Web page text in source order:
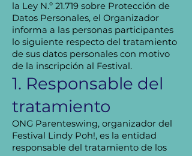
la Ley N.º 21.719 sobre Protección de
Datos Personales, el Organizador
informa a las personas participantes
lo siguiente respecto del tratamiento
de sus datos personales con motivo
de la inscripción al Festival.
1. Responsable del
tratamiento
ONG Parenteswing, organizador del
Festival Lindy Poh!, es la entidad
responsable del tratamiento de los